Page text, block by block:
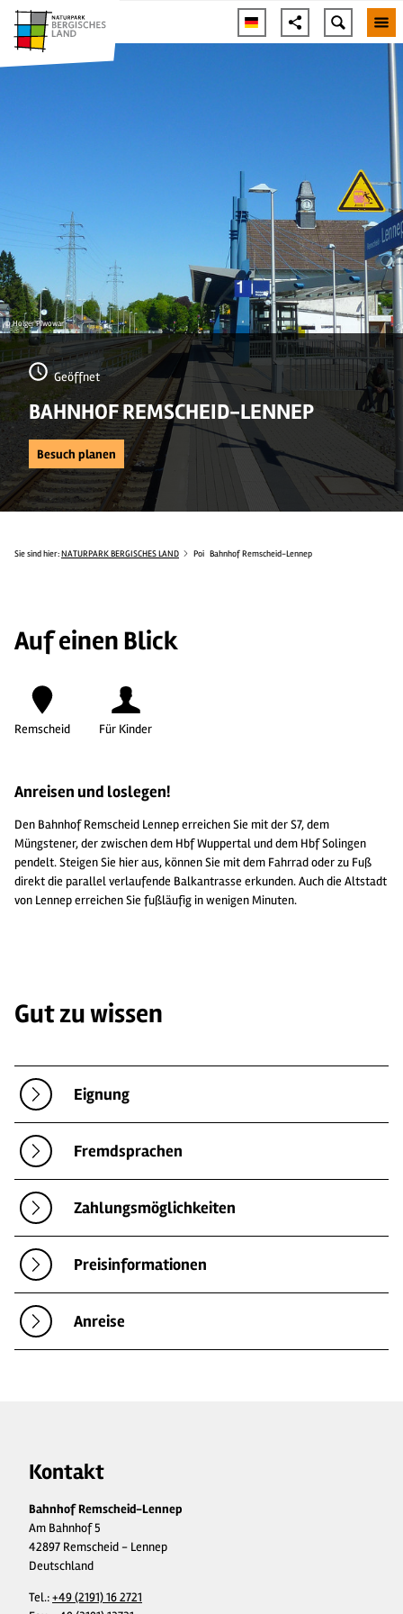
© Holger Piwowar
Geöffnet
BAHNHOF REMSCHEID-LENNEP
Besuch planen
Sie sind hier: NATURPARK BERGISCHES LAND Poi Bahnhof Remscheid-Lennep
Auf einen Blick
Remscheid Für Kinder
Anreisen und loslegen!
Den Bahnhof Remscheid Lennep erreichen Sie mit der S7, dem
Müngstener, der zwischen dem Hbf Wuppertal und dem Hbf Solingen
pendelt. Steigen Sie hier aus, können Sie mit dem Fahrrad oder zu Fuß
direkt die parallel verlaufende Balkantrasse erkunden. Auch die Altstadt
von Lennep erreichen Sie fußläufig in wenigen Minuten.
Gut zu wissen
Eignung
Fremdsprachen
Zahlungsmöglichkeiten
Preisinformationen
Anreise
Kontakt
Bahnhof Remscheid-Lennep
Am Bahnhof 5
42897 Remscheid - Lennep
Deutschland
Tel.:+49 (2191) 16 2721